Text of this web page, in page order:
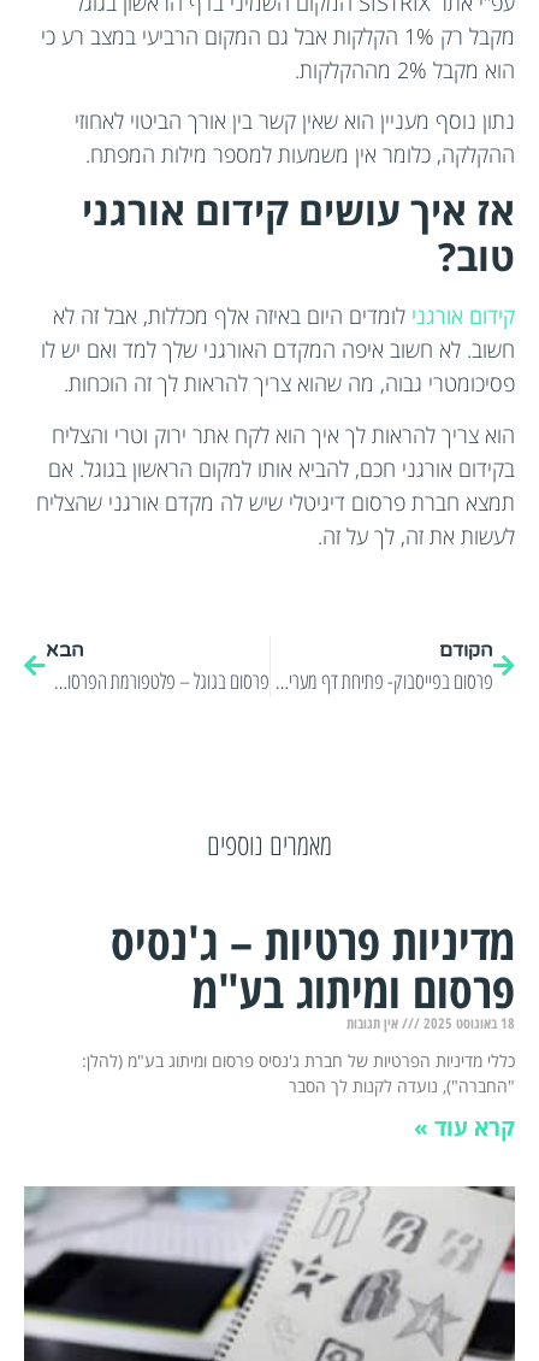
מקבל רק 1% הקלקות אבל גם המקום הרביעי במצב רע כי
הוא מקבל 2% מההקלקות.
נתון נוסף מעניין הוא שאין קשר בין אורך הביטוי לאחוזי
ההקלקה, כלומר אין משמעות למספר מילות המפתח.
אז איך עושים קידום אורגני
טוב?
קידום אורגני לומדים היום באיזה אלף מכללות, אבל זה לא
חשוב. לא חשוב איפה המקדם האורגני שלך למד ואם יש לו
פסיכומטרי גבוה, מה שהוא צריך להראות לך זה הוכחות.
הוא צריך להראות לך איך הוא לקח אתר ירוק וטרי והצליח
בקידום אורגני חכם, להביא אותו למקום הראשון בגוגל. אם
תמצא חברת פרסום דיגיטלי שיש לה מקדם אורגני שהצליח
לעשות את זה, לך על זה.
הקודם
פרסום בפייסבוק- פתיחת דף מעריצים
הבא
פרסום בגוגל – פלטפורמת הפרסום הכי דומיננטית בעולם!
מאמרים נוספים
מדיניות פרטיות – ג'נסיס
פרסום ומיתוג בע"מ
18 באוגוסט 2025 אין תגובות
כללי מדיניות הפרטיות של חברת ג'נסיס פרסום ומיתוג בע"מ (להלן:
"החברה"), נועדה לקנות לך הסבר
קרא עוד »